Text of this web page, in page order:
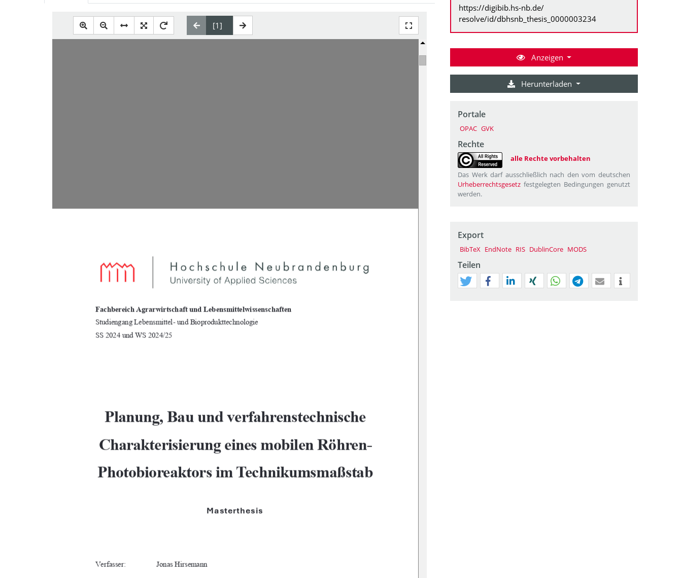
Fachbereich Agrarwirtschaft und Lebensmittelwissenschaften
Studiengang Lebensmittel- und Bioprodukttechnologie
SS 2024 und WS 2024/25
Planung, Bau und verfahrenstechnische
Charakterisierung eines mobilen Röhren-
Photobioreaktors im Technikumsmaßstab
Masterthesis
Verfasser: Jonas Hirsemann
https://digibib.hs-nb.de/
resolve/id/dbhsnb_thesis_0000003234
Anzeigen
Herunterladen
Portale
OPAC GVK
Rechte
alle Rechte vorbehalten
Das Werk darf ausschließlich nach den vom deutschen
Urheberrechtsgesetz festgelegten Bedingungen genutzt
werden.
Export
BibTeX EndNote RIS DublinCore MODS
Teilen